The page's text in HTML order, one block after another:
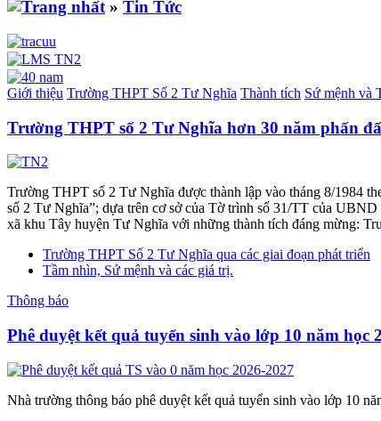
» Tin Tức
Giới thiệu Trường THPT Số 2 Tư Nghĩa Thành tích Sứ mệnh và
Trường THPT số 2 Tư Nghĩa hơn 30 năm phấn
Trường THPT số 2 Tư Nghĩa được thành lập vào tháng 8/1984
số 2 Tư Nghĩa”; dựa trên cơ sở của Tờ trình số 31/TT của
xã khu Tây huyện Tư Nghĩa với những thành tích đáng mừng:
Trường THPT Số 2 Tư Nghĩa qua các giai đoạn phát triển
Tầm nhìn, Sứ mệnh và các giá trị.
Thông báo
Phê duyệt kết quả tuyển sinh vào lớp 10 năm học
Nhà trường thông báo phê duyệt kết quả tuyển sinh vào lớp 10